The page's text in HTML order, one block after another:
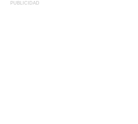
PUBLICIDAD